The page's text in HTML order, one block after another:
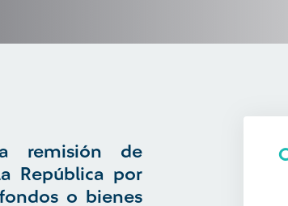
remisión de
República por
o bienes